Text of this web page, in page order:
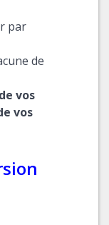
par
de
vos
vos